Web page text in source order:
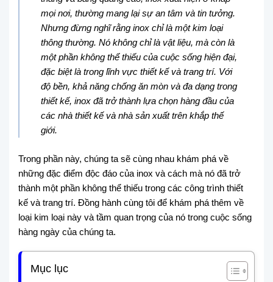
mọi nơi, thường mang lại sự an tâm và tin tưởng.
Nhưng đừng nghĩ rằng inox chỉ là một kim loại
thông thường. Nó không chỉ là vật liệu, mà còn là
một phần không thể thiếu của cuộc sống hiện đại,
đặc biệt là trong lĩnh vực thiết kế và trang trí. Với
độ bền, khả năng chống ăn mòn và đa dạng trong
thiết kế, inox đã trở thành lựa chọn hàng đầu của
các nhà thiết kế và nhà sản xuất trên khắp thế
giới.
Trong phần này, chúng ta sẽ cùng nhau khám phá về
những đặc điểm độc đáo của inox và cách mà nó đã trở
thành một phần không thể thiếu trong các công trình thiết
kế và trang trí. Đồng hành cùng tôi để khám phá thêm về
loại kim loại này và tầm quan trọng của nó trong cuộc sống
hàng ngày của chúng ta.
Mục lục